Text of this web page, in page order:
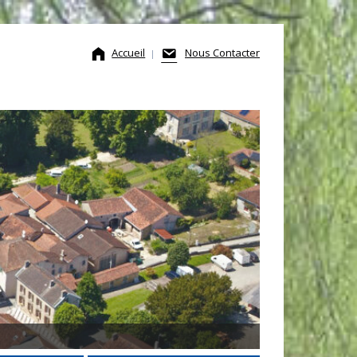
Accueil Nous Contacter